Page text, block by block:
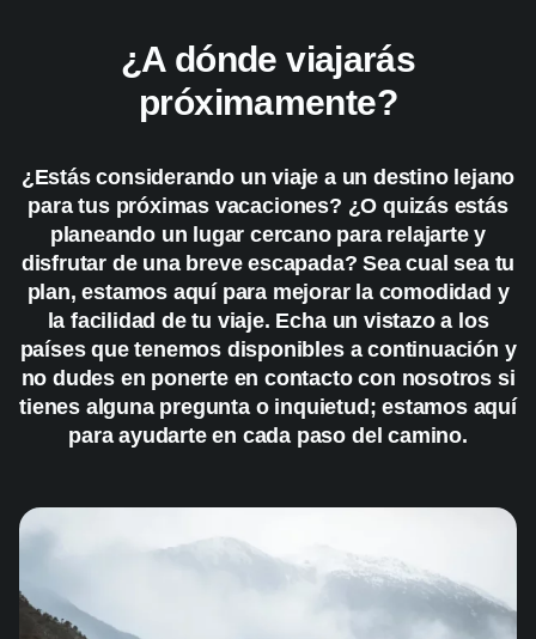
¿A dónde viajarás
próximamente?
¿Estás considerando un viaje a un destino lejano
para tus próximas vacaciones? ¿O quizás estás
planeando un lugar cercano para relajarte y
disfrutar de una breve escapada? Sea cual sea tu
plan, estamos aquí para mejorar la comodidad y
la facilidad de tu viaje. Echa un vistazo a los
países que tenemos disponibles a continuación y
no dudes en ponerte en contacto con nosotros si
tienes alguna pregunta o inquietud; estamos aquí
para ayudarte en cada paso del camino.